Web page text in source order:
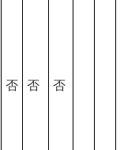
否 否 否